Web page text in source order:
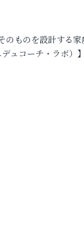
のものを設計する
ュコーチ・ラボ）